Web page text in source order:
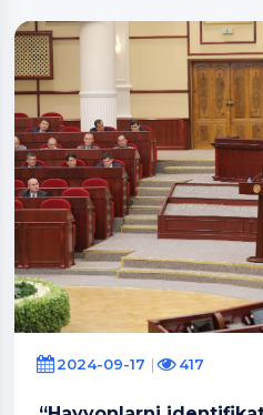
2024-09-17 417